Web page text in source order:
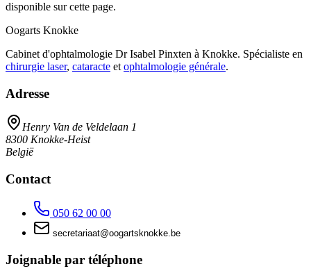
disponible sur cette page.
Oogarts Knokke
Cabinet d'ophtalmologie Dr Isabel Pinxten à Knokke. Spécialiste en
chirurgie laser, cataracte et ophtalmologie générale.
Adresse
Henry Van de Veldelaan 1
8300 Knokke-Heist
België
Contact
050 62 00 00
eb.ekkonkstragoo
@
taairaterces
Joignable par téléphone